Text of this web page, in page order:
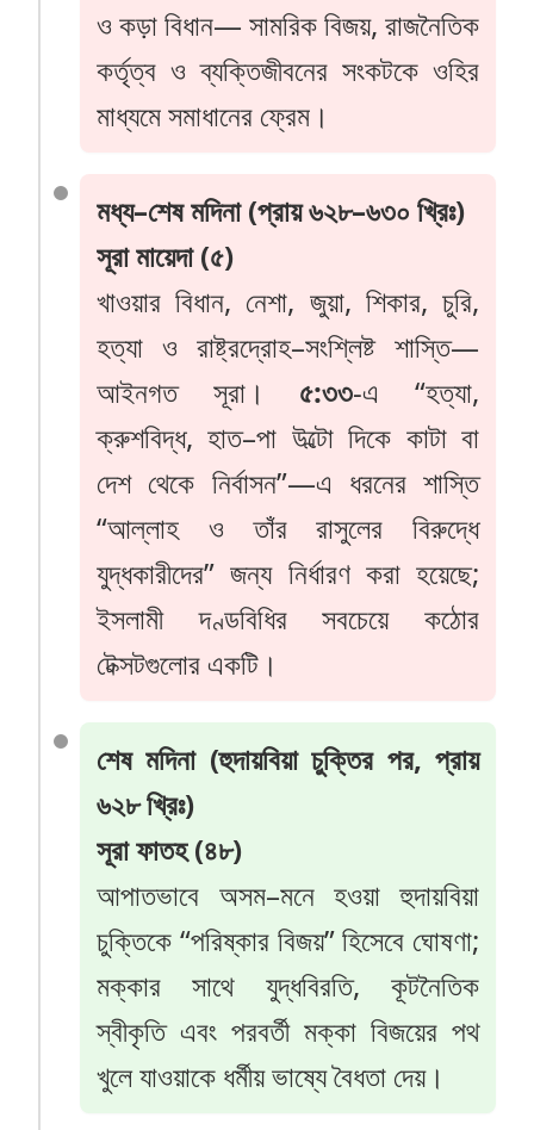
ও কড়া বিধান— সামরিক বিজয়, রাজনৈতিক
কর্তৃত্ব ও ব্যক্তিজীবনের সংকটকে ওহির
মাধ্যমে সমাধানের ফ্রেম।
মধ্য–শেষ মদিনা (প্রায় ৬২৮–৬৩০ খ্রিঃ)
সূরা মায়েদা (৫)
খাওয়ার বিধান, নেশা, জুয়া, শিকার, চুরি,
হত্যা ও রাষ্ট্রদ্রোহ–সংশ্লিষ্ট শাস্তি—
আইনগত সূরা। ৫:৩৩-এ “হত্যা,
ক্রুশবিদ্ধ, হাত–পা উল্টো দিকে কাটা বা
দেশ থেকে নির্বাসন”—এ ধরনের শাস্তি
“আল্লাহ ও তাঁর রাসুলের বিরুদ্ধে
যুদ্ধকারীদের” জন্য নির্ধারণ করা হয়েছে;
ইসলামী দণ্ডবিধির সবচেয়ে কঠোর
টেক্সটগুলোর একটি।
শেষ মদিনা (হুদায়বিয়া চুক্তির পর, প্রায়
৬২৮ খ্রিঃ)
সূরা ফাতহ (৪৮)
আপাতভাবে অসম–মনে হওয়া হুদায়বিয়া
চুক্তিকে “পরিষ্কার বিজয়” হিসেবে ঘোষণা;
মক্কার সাথে যুদ্ধবিরতি, কূটনৈতিক
স্বীকৃতি এবং পরবর্তী মক্কা বিজয়ের পথ
খুলে যাওয়াকে ধর্মীয় ভাষ্যে বৈধতা দেয়।